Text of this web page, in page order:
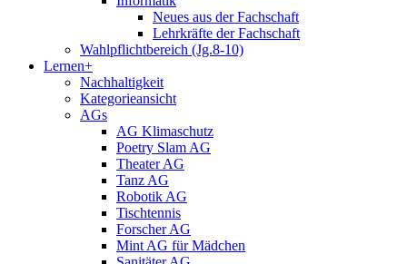
Neues aus der Fachschaft
Lehrkräfte der Fachschaft
Wahlpflichtbereich (Jg.8-10)
Lernen+
Nachhaltigkeit
Kategorieansicht
AGs
AG Klimaschutz
Poetry Slam AG
Theater AG
Tanz AG
Robotik AG
Tischtennis
Forscher AG
Mint AG für Mädchen